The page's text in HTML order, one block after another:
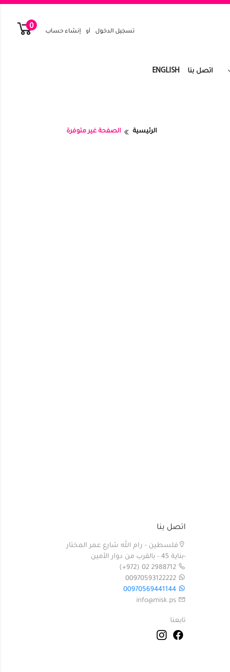
تسجيل الدخول أو إنشاء حساب
0
اتصل بنا ENGLISH
الرئيسية الصفحة غير متوفرة
اتصل بنا
فلسطين - رام الله شارع عمر المختار
-بناية 45 - بالقرب من دوار الأمين
(+972) 02 2988712
تابعنا